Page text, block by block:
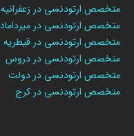
متخصص ارتودنسی در زعفرانیه
متخصص ارتودنسی در میرداماد
متخصص ارتودنسی در قیطریه
متخصص ارتودنسی در دروس
متخصص ارتودنسی در دولت
متخصص ارتودنسی در کرج